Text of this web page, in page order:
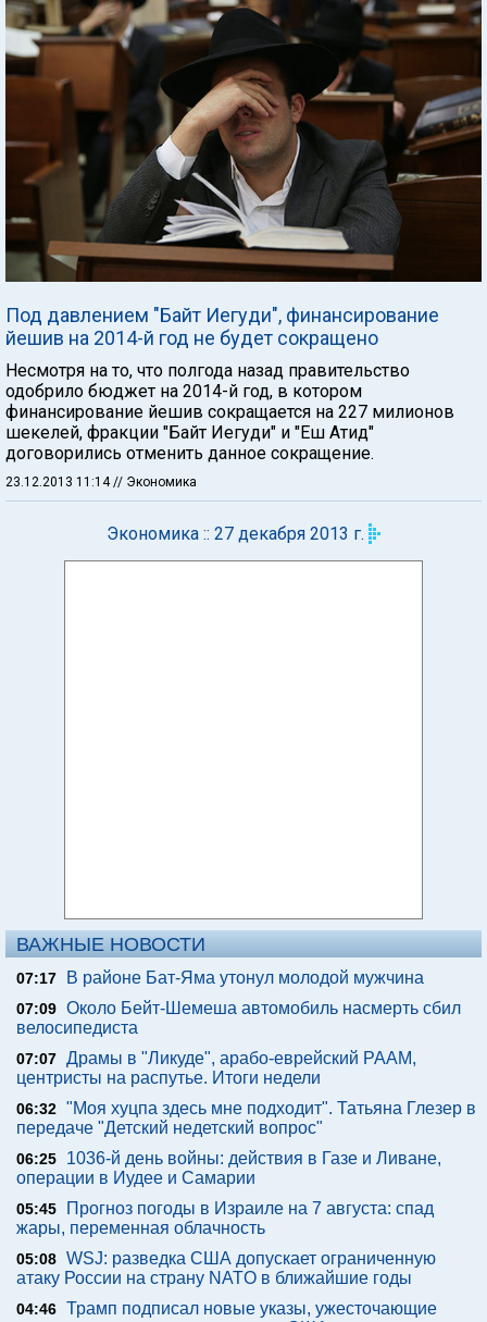
Под давлением "Байт Иегуди", финансирование
йешив на 2014-й год не будет сокращено
Несмотря на то, что полгода назад правительство
одобрило бюджет на 2014-й год, в котором
финансирование йешив сокращается на 227 милионов
шекелей, фракции "Байт Иегуди" и "Еш Атид"
договорились отменить данное сокращение.
23.12.2013 11:14// Экономика
Экономика :: 27 декабря 2013 г.
ВАЖНЫЕ НОВОСТИ
07:17 В районе Бат-Яма утонул молодой мужчина
07:09 Около Бейт-Шемеша автомобиль насмерть сбил
велосипедиста
07:07 Драмы в "Ликуде", арабо-еврейский РААМ,
центристы на распутье. Итоги недели
06:32 "Моя хуцпа здесь мне подходит". Татьяна Глезер в
передаче "Детский недетский вопрос"
06:25
1036-й день войны: действия в Газе и Ливане,
операции в Иудее и Самарии
05:45
Прогноз погоды в Израиле на 7 августа: спад
жары, переменная облачность
05:08 WSJ: разведка США допускает ограниченную
атаку России на страну NATO в ближайшие годы
04:46 Трамп подписал новые указы, ужесточающие